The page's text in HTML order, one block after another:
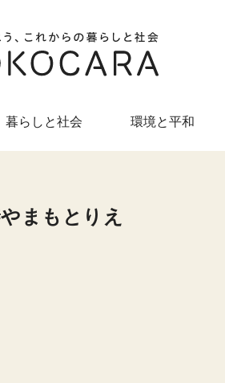
暮らしと社会 環境と平和
やまもとりえ